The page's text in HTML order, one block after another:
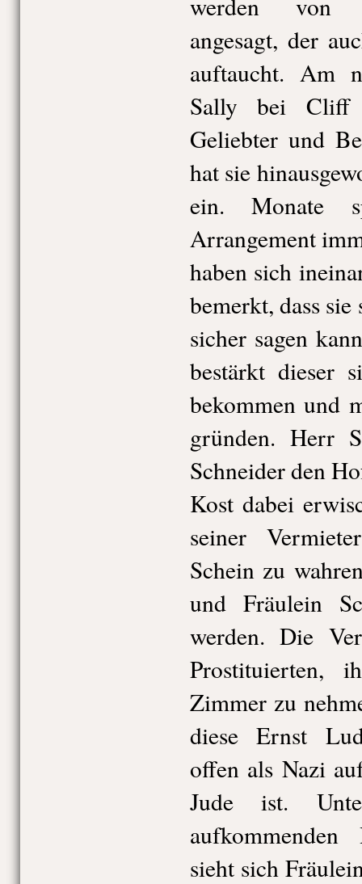
angesagt, der
auftaucht. Am
Sally bei
Geliebter und
hat sie
ein. Monate
Arrangement
haben sich
bemerkt, dass
sicher sagen
bestärkt dieser
bekommen und
gründen. Herr
Schneider den
Kost dabei
seiner
Schein zu
und Fräulein
werden. Die
Prostituierten,
Zimmer zu
diese Ernst
offen als Nazi
Jude ist.
sieht sich